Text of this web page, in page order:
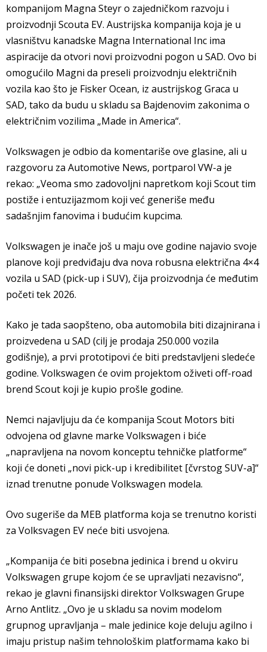
kompanijom Magna Steyr o zajedničkom razvoju i
proizvodnji Scouta EV. Austrijska kompanija koja je u
vlasništvu kanadske Magna International Inc ima
aspiracije da otvori novi proizvodni pogon u SAD. Ovo bi
omogućilo Magni da preseli proizvodnju električnih
vozila kao što je Fisker Ocean, iz austrijskog Graca u
SAD, tako da budu u skladu sa Bajdenovim zakonima o
električnim vozilima „Made in America“.
Volkswagen je odbio da komentariše ove glasine, ali u
razgovoru za Automotive News, portparol VW-a je
rekao: „Veoma smo zadovoljni napretkom koji Scout tim
postiže i entuzijazmom koji već generiše među
sadašnjim fanovima i budućim kupcima.
Volkswagen je inače još u maju ove godine najavio svoje
planove koji predviđaju dva nova robusna električna 4×4
vozila u SAD (pick-up i SUV), čija proizvodnja će međutim
početi tek 2026.
Kako je tada saopšteno, oba automobila biti dizajnirana i
proizvedena u SAD (cilj je prodaja 250.000 vozila
godišnje), a prvi prototipovi će biti predstavljeni sledeće
godine. Volkswagen će ovim projektom oživeti off-road
brend Scout koji je kupio prošle godine.
Nemci najavljuju da će kompanija Scout Motors biti
odvojena od glavne marke Volkswagen i biće
„napravljena na novom konceptu tehničke platforme“
koji će doneti „novi pick-up i kredibilitet [čvrstog SUV-a]“
iznad trenutne ponude Volkswagen modela.
Ovo sugeriše da MEB platforma koja se trenutno koristi
za Volksvagen EV neće biti usvojena.
„Kompanija će biti posebna jedinica i brend u okviru
Volkswagen grupe kojom će se upravljati nezavisno“,
rekao je glavni finansijski direktor Volkswagen Grupe
Arno Antlitz. „Ovo je u skladu sa novim modelom
grupnog upravljanja – male jedinice koje deluju agilno i
imaju pristup našim tehnološkim platformama kako bi